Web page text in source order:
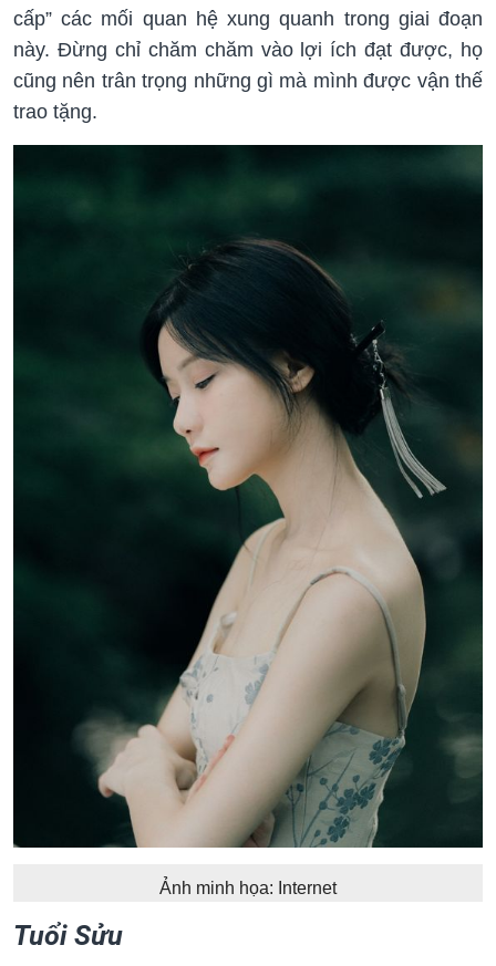
cấp” các mối quan hệ xung quanh trong giai đoạn
này. Đừng chỉ chăm chăm vào lợi ích đạt được, họ
cũng nên trân trọng những gì mà mình được vận thế
trao tặng.
Ảnh minh họa: Internet
Tuổi Sửu